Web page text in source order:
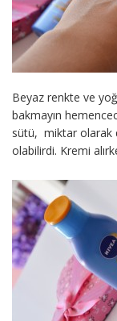
Beyaz renkte ve
bakmayın
sütü, miktar olarak
olabilirdi. Kremi